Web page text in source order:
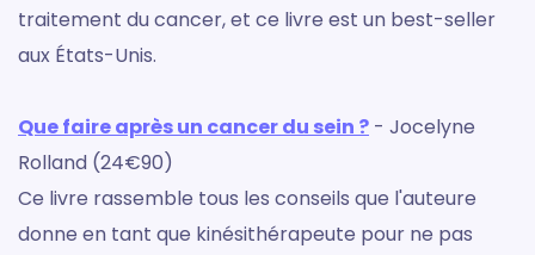
traitement du cancer, et ce livre est un best-seller
aux États-Unis.
Que faire après un cancer du sein ? - Jocelyne
Rolland (24€90)
Ce livre rassemble tous les conseils que l'auteure
donne en tant que kinésithérapeute pour ne pas